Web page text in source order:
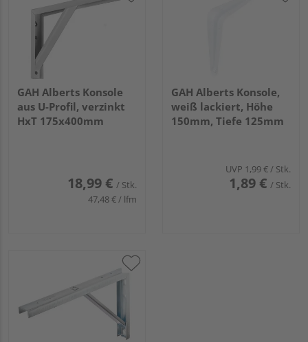
GAH Alberts Konsole
aus U-Profil, verzinkt
HxT 175x400mm
18,99 € / Stk.
47,48 € / lfm
GAH Alberts Konsole,
weiß lackiert, Höhe
150mm, Tiefe 125mm
UVP 1,99 €/ Stk.
1,89 € / Stk.